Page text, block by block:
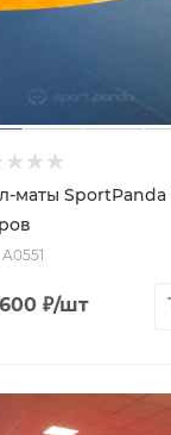
маты SportPanda
₽/шт